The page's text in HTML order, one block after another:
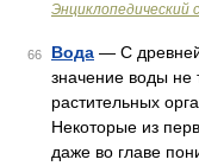
Энциклопедический
66 Вода — С
значение воды не
растительных
Некоторые из
даже во главе